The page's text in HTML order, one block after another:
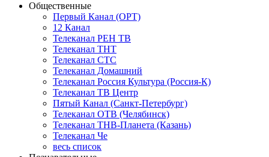
Общественные
Первый Канал (ОРТ)
12 Канал
Телеканал РЕН ТВ
Телеканал ТНТ
Телеканал СТС
Телеканал Домашний
Телеканал Россия Культура (Россия-К)
Телеканал ТВ Центр
Пятый Канал (Санкт-Петербург)
Телеканал ОТВ (Челябинск)
Телеканал ТНВ-Планета (Казань)
Телеканал Че
весь список